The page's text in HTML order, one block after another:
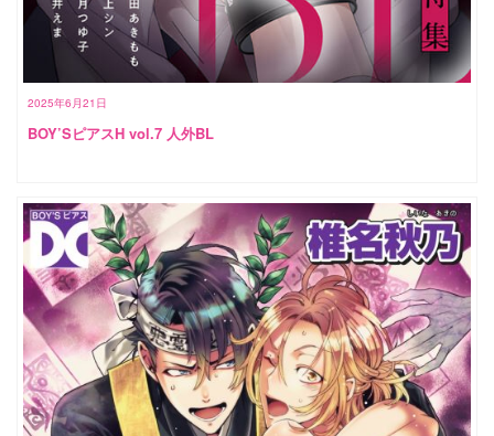
2025年6月21日
BOY’SピアスH vol.7 人外BL